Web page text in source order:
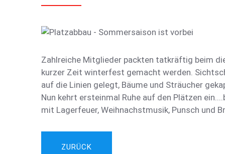
Zahlreiche Mitglieder packten tatkräftig beim
kurzer Zeit winterfest gemacht werden.
auf die Linien gelegt, Bäume und Sträucher
Nun kehrt ersteinmal Ruhe auf den Plätzen
mit Lagerfeuer, Weihnachstmusik, Punsch und
ZURÜCK